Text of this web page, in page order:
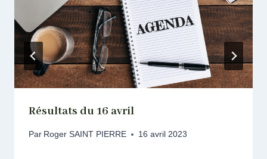
Résultats du 16 avril
Par Roger SAINT PIERRE 16 avril 2023